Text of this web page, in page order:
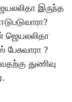
இருந்த
ஜெயலலிதா
?
துணிவு